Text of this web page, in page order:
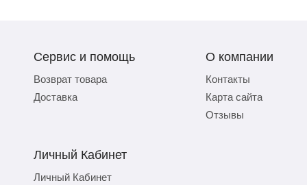
Сервис и помощь
Возврат товара
Доставка
О компании
Контакты
Карта сайта
Отзывы
Личный Кабинет
Личный Кабинет